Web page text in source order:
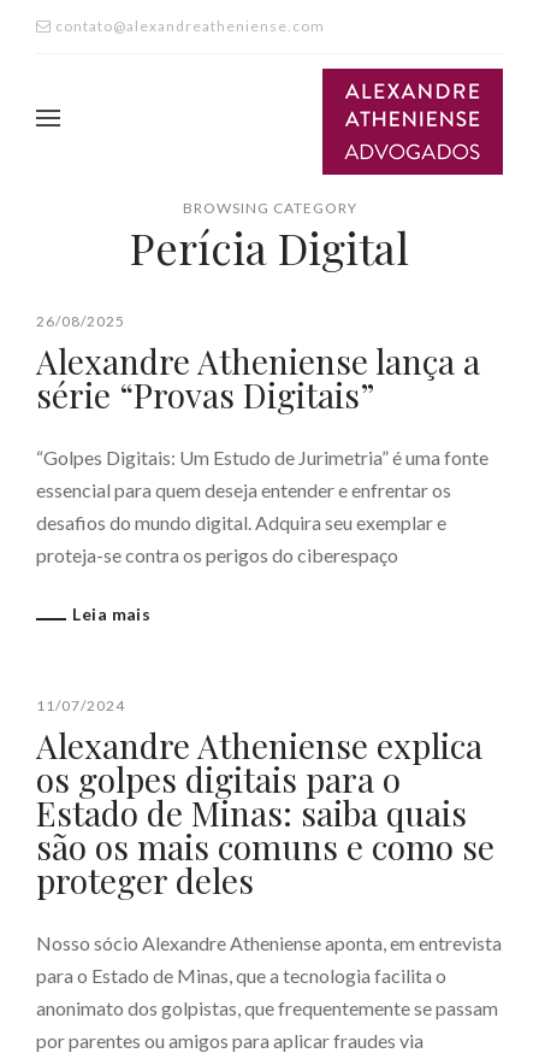
contato@alexandreatheniense.com
BROWSING CATEGORY
Perícia Digital
26/08/2025
Alexandre Atheniense lança a
série “Provas Digitais”
“Golpes Digitais: Um Estudo de Jurimetria” é uma fonte
essencial para quem deseja entender e enfrentar os
desafios do mundo digital. Adquira seu exemplar e
proteja-se contra os perigos do ciberespaço
Leia mais
11/07/2024
Alexandre Atheniense explica
os golpes digitais para o
Estado de Minas: saiba quais
são os mais comuns e como se
proteger deles
Nosso sócio Alexandre Atheniense aponta, em entrevista
para o Estado de Minas, que a tecnologia facilita o
anonimato dos golpistas, que frequentemente se passam
por parentes ou amigos para aplicar fraudes via